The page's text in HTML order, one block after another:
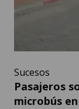
Sucesos
Pasajeros
microbús